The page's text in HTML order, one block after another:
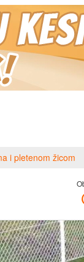
i pletenom žicom